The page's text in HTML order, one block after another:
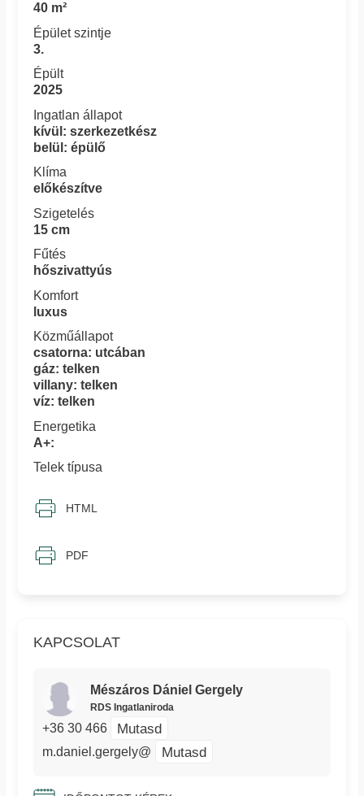
KAPCSOLAT
Mészáros Dániel Gergely
RDS Ingatlaniroda
+36 30 466 Mutasd
m.daniel.gergely@ Mutasd
40 m²
Épület szintje
3.
Épült
2025
Ingatlan állapot
kívül: szerkezetkész
belül: épülő
Klíma
előkészítve
Szigetelés
15 cm
Fűtés
hőszivattyús
Komfort
luxus
Közműállapot
csatorna: utcában
gáz: telken
villany: telken
víz: telken
Energetika
A+:
Telek típusa
HTML
PDF